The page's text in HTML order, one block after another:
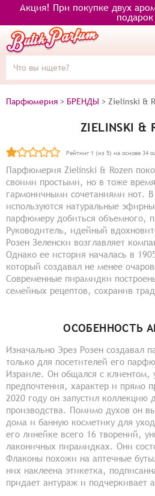
Акция! При покупке двух
подарок
Парфюмерия > БРЕНДЫ > Zielinski &
ZIELINSKI &
Рейтинг 1 (из 5) на основе 34
Парфюмерия Zielinski & Rozen
своими простыми, но в тоже
гармоничными сочетаниями нот.
используются натуральные
парфюмеру добиться объемного,
Руководитель, идейный
Розен Зеленски возглавляет
Однако ее история началась в
который создавал не менее
Современные пирамидки
семейных рецептов, сохранив
ОСОБЕННОСТЬ
Изначально Эрез Розен создавал
только для посетителей его
Израиле. Он общался с клиентом,
предпочтения, характер и прямо
2020 году он запустил коллекцию
производства. Помимо духов он
дома и банную косметику для
его линейке всего 16 творений,
лаконичных пирамидках. Они
Флаконы похожи на аптечные
них наклеена этикетка,
придает антураж и подчеркивает